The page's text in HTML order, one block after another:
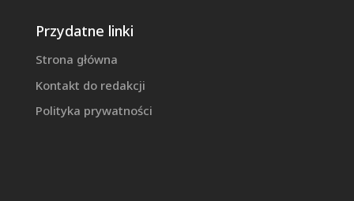
Przydatne linki
Strona główna
Kontakt do redakcji
Polityka prywatności